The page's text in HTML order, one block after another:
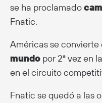
se ha proclamado
Fnatic.
Américas se convierte
mundo por 2ª vez en
en el circuito
Fnatic se quedó a las